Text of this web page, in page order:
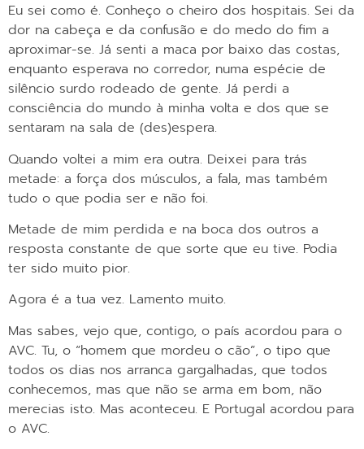
Eu sei como é. Conheço o cheiro dos hospitais. Sei da
dor na cabeça e da confusão e do medo do fim a
aproximar-se. Já senti a maca por baixo das costas,
enquanto esperava no corredor, numa espécie de
silêncio surdo rodeado de gente. Já perdi a
consciência do mundo à minha volta e dos que se
sentaram na sala de (des)espera.
Quando voltei a mim era outra. Deixei para trás
metade: a força dos músculos, a fala, mas também
tudo o que podia ser e não foi.
Metade de mim perdida e na boca dos outros a
resposta constante de que sorte que eu tive. Podia
ter sido muito pior.
Agora é a tua vez. Lamento muito.
Mas sabes, vejo que, contigo, o país acordou para o
AVC. Tu, o “homem que mordeu o cão”, o tipo que
todos os dias nos arranca gargalhadas, que todos
conhecemos, mas que não se arma em bom, não
merecias isto. Mas aconteceu. E Portugal acordou para
o AVC.